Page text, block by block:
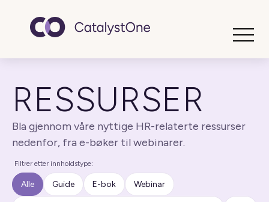
RESSURSER
Bla gjennom våre nyttige HR-relaterte ressurser
nedenfor, fra e-bøker til webinarer.
Filtrer etter innholdstype:
Alle Guide E-bok Webinar